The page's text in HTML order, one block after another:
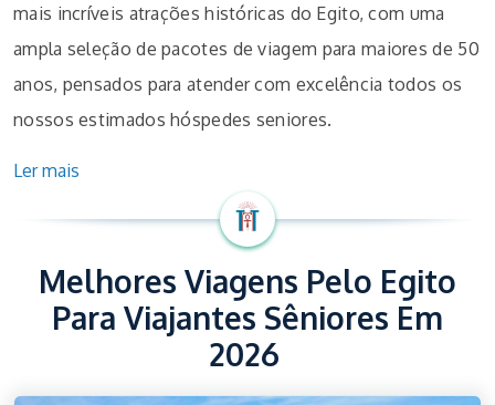
mais incríveis atrações históricas do Egito, com uma
ampla seleção de pacotes de viagem para maiores de 50
anos, pensados para atender com excelência todos os
nossos estimados hóspedes seniores.
Ler mais
Melhores Viagens Pelo Egito
Para Viajantes Sêniores Em
2026